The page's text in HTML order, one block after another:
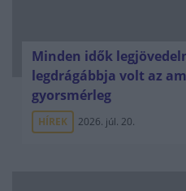
Minden idők
legdrágábbja volt az
gyorsmérleg
HÍREK 2026. júl. 20.